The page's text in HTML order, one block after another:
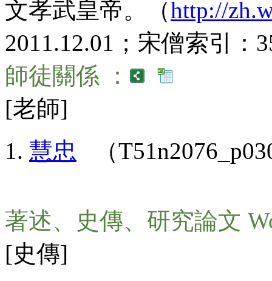
文孝武皇帝。（http://
2011.12.01；宋僧索引：
師徒關係 ：
[老師]
慧忠 （
著述、史傳、研究論文
[史傳]